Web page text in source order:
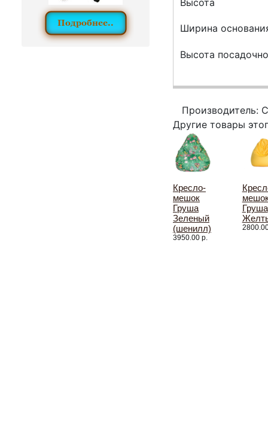
Высота
Ширина
Высота
Производитель:
Другие товары
Кресло-
мешок
Груша
Зеленый
(шенилл)
3950.00 р.
Груша